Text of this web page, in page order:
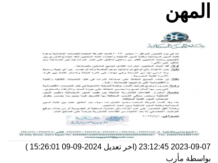
2023-09-07 (اخر تعديل 2024-09-09 15:26:01
)
مأرب